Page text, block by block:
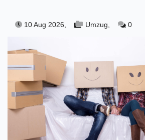
10 Aug 2026, Umzug, 0